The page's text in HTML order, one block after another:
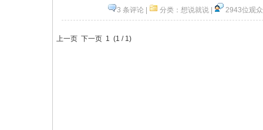
3 条评论
分类： 想说就说
2943位观众
记 心情
上一页 下一页 1 (1 / 1)